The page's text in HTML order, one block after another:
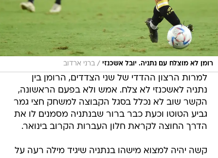
רומן לא מוצלח עם נתניה. יובל אשכנזי / ברני ארדוב
למרות הרצון ההדדי של שני הצדדים, הרומן בין
נתניה לאשכנזי לא צלח. אמש ולא בפעם הראשונה,
הקשר שוב לא נכלל בסגל הקבוצה למשחק חצי גמר
גביע הטוטו וכעת כבר ברור שבנתניה מסמנים לו את
הדרך החוצה לקראת חלון העברות הקרוב בינואר.
קשה יהיה למצוא מישהו בנתניה שיגיד מילה רעה על